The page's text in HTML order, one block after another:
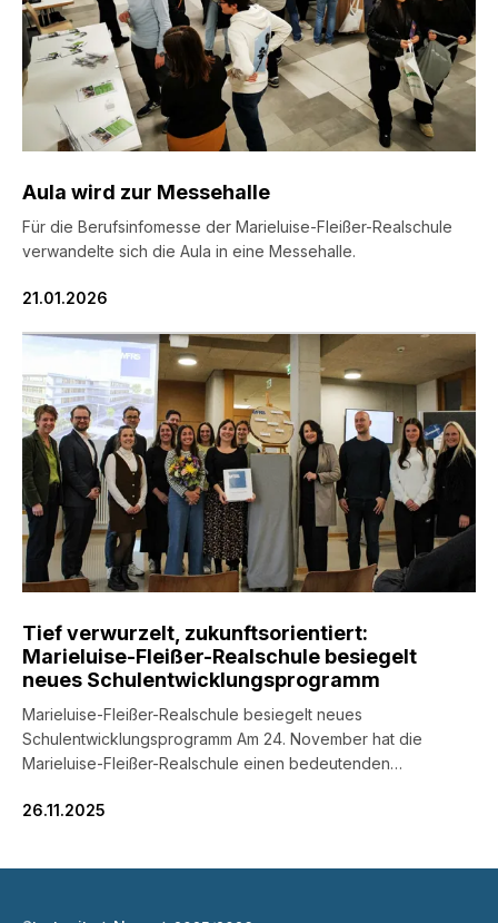
Aula wird zur Messehalle
Für die Berufsinfomesse der Marieluise-Fleißer-Realschule
verwandelte sich die Aula in eine Messehalle.
21.01.2026
Tief verwurzelt, zukunftsorientiert:
Marieluise-Fleißer-Realschule besiegelt
neues Schulentwicklungsprogramm
Marieluise-Fleißer-Realschule besiegelt neues
Schulentwicklungsprogramm Am 24. November hat die
Marieluise-Fleißer-Realschule einen bedeutenden
Das neue, umfassende Schulentwicklungsprogramm wurde
26.11.2025